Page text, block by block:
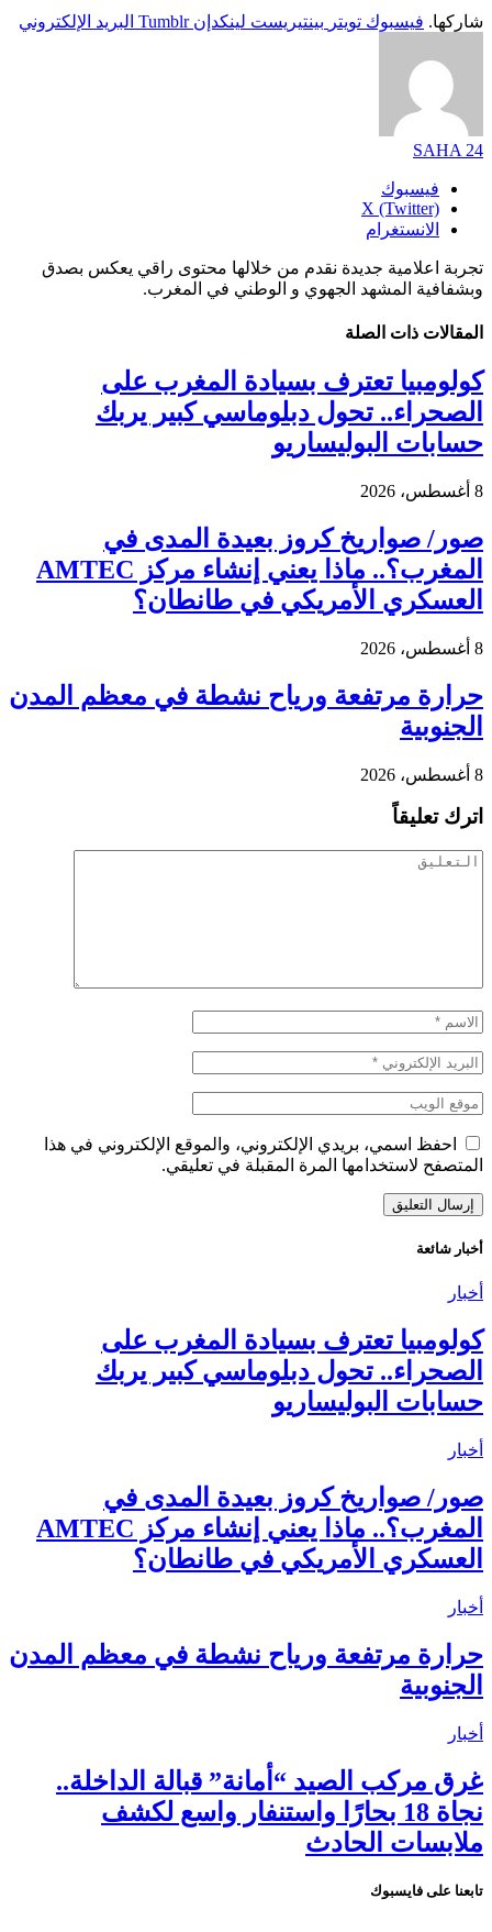
شاركها. فيسبوك تويتر بينتيريست لينكدإن Tumblr البريد الإلكتروني
SAHA 24
فيسبوك
X (Twitter)
الانستغرام
تجربة اعلامية جديدة نقدم من خلالها محتوى راقي يعكس بصدق
وبشفافية المشهد الجهوي و الوطني في المغرب.
المقالات ذات الصلة
كولومبيا تعترف بسيادة المغرب على
الصحراء.. تحول دبلوماسي كبير يربك
حسابات البوليساريو
8 أغسطس، 2026
صور/ صواريخ كروز بعيدة المدى في
المغرب؟.. ماذا يعني إنشاء مركز AMTEC
العسكري الأمريكي في طانطان؟
8 أغسطس، 2026
حرارة مرتفعة ورياح نشطة في معظم المدن
الجنوبية
8 أغسطس، 2026
اترك تعليقاً
احفظ اسمي، بريدي الإلكتروني، والموقع الإلكتروني في هذا
المتصفح لاستخدامها المرة المقبلة في تعليقي.
أخبار شائعة
أخبار
كولومبيا تعترف بسيادة المغرب على
الصحراء.. تحول دبلوماسي كبير يربك
حسابات البوليساريو
أخبار
صور/ صواريخ كروز بعيدة المدى في
المغرب؟.. ماذا يعني إنشاء مركز AMTEC
العسكري الأمريكي في طانطان؟
أخبار
حرارة مرتفعة ورياح نشطة في معظم المدن
الجنوبية
أخبار
غرق مركب الصيد “أمانة” قبالة الداخلة..
نجاة 18 بحارًا واستنفار واسع لكشف
ملابسات الحادث
تابعنا على فايسبوك